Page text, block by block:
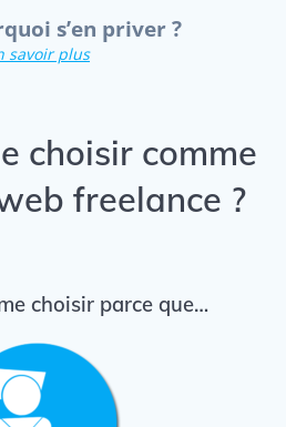
s’en priver ?
savoir plus
choisir comme
freelance ?
choisir parce que…